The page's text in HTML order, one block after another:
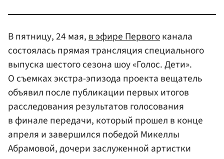
В пятницу, 24 мая,в эфире Первогоканала
состоялась прямая трансляция специального
выпуска шестого сезона шоу «Голос. Дети».
О съемках экстра-эпизода проекта вещатель
объявил после публикации первых итогов
расследования результатов голосования
в финале передачи, который прошел в конце
апреля и завершился победой Микеллы
Абрамовой, дочери заслуженной артистки